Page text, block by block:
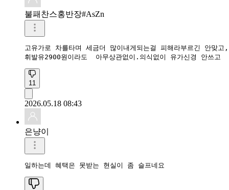
불패찬스홍반장#AsZn
고유가로 차를타며 세금더 많이내게되는걸 피해라부르긴 안맞고,
휘발유2900원이라도  아무상관없이.의식없이 유가신경 안쓰고
11
2026.05.18 08:43
은냥이